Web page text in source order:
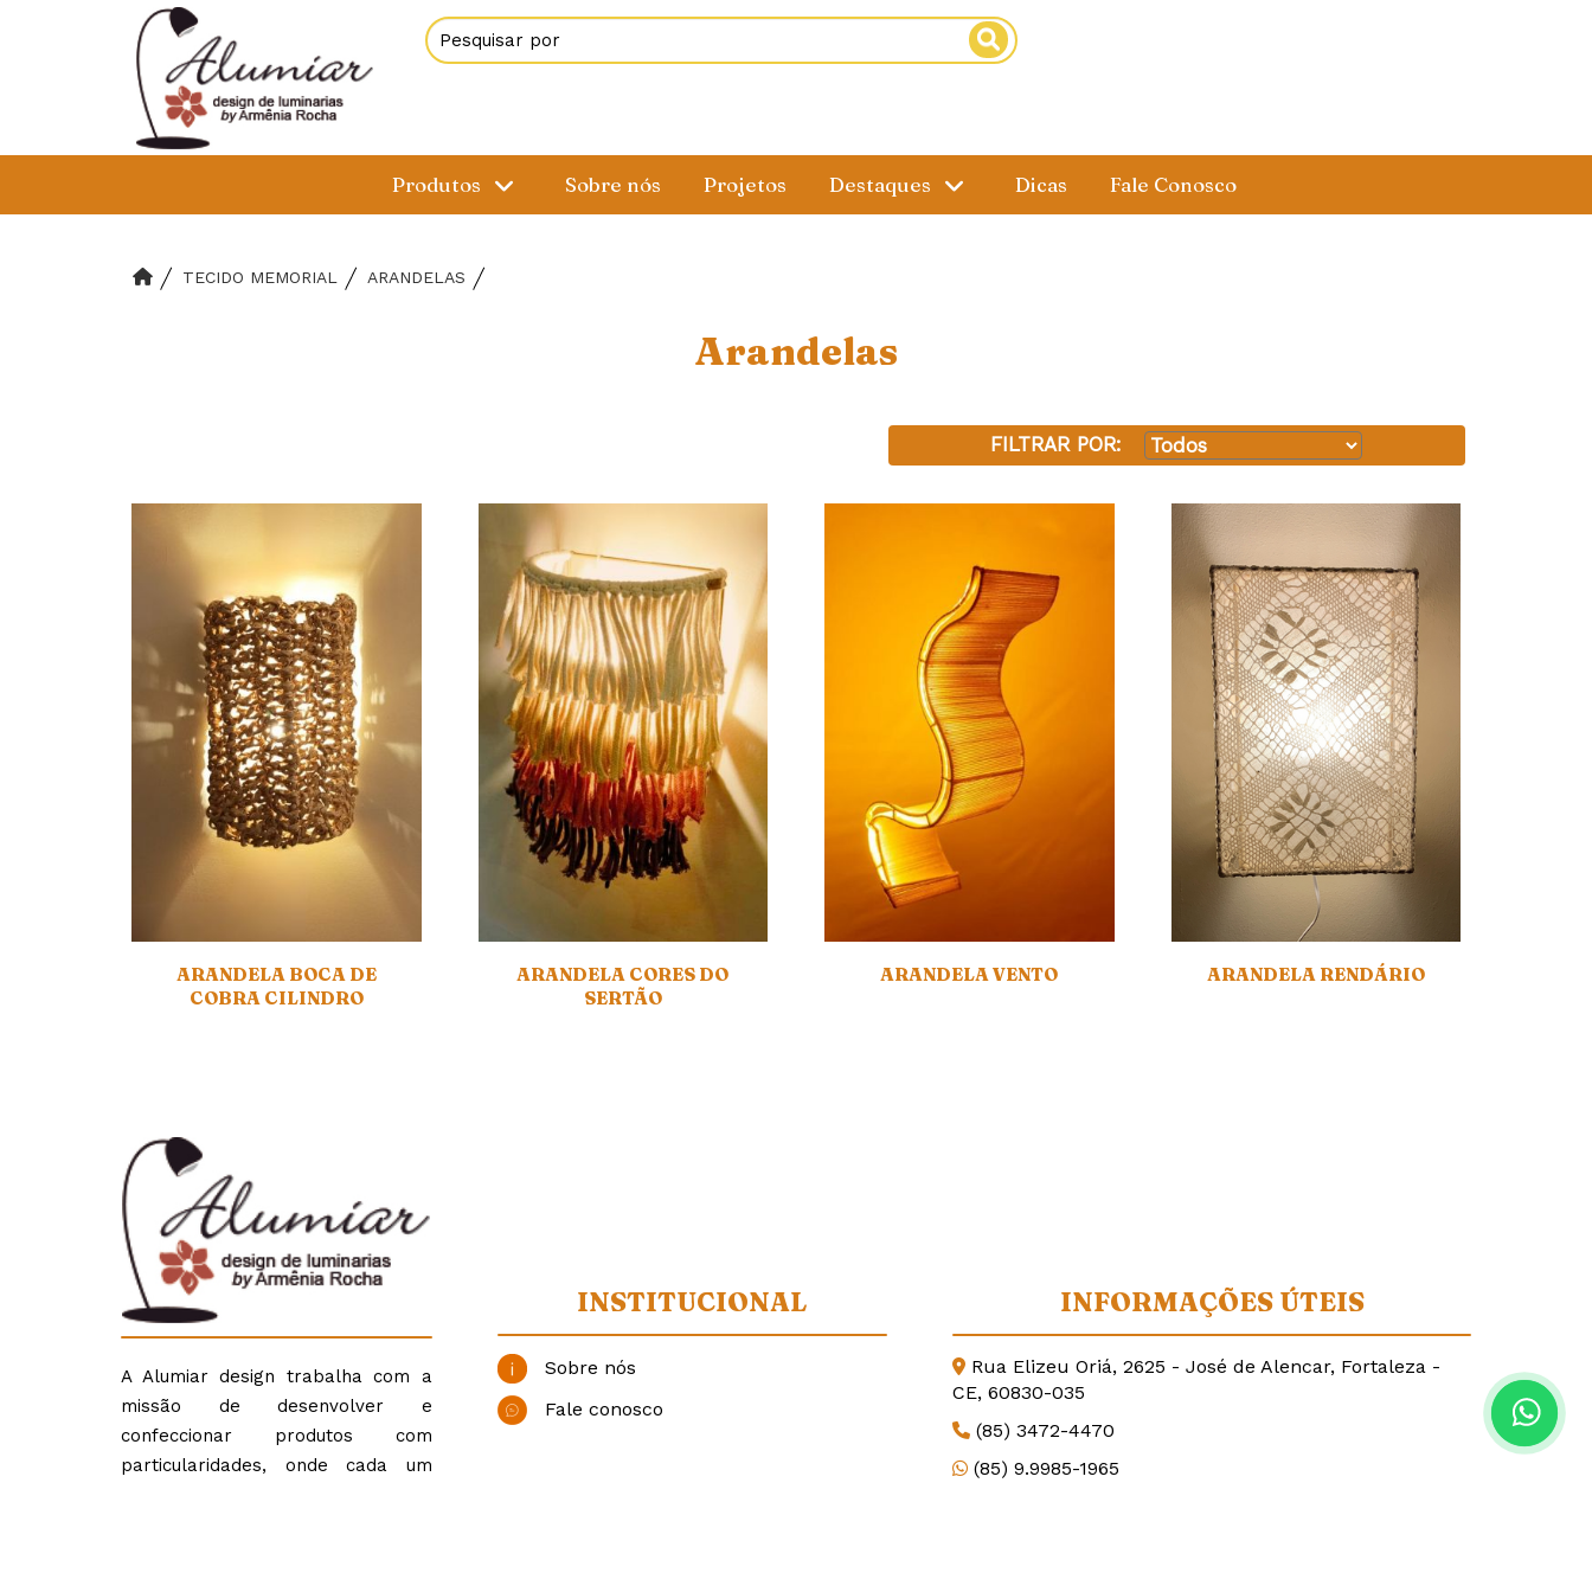
Produtos Sobre nós Projetos Destaques Dicas Fale Conosco
TECIDO MEMORIAL ARANDELAS
Arandelas
FILTRAR POR:
ARANDELA BOCA DE
COBRA CILINDRO
ARANDELA CORES DO
SERTÃO
ARANDELA VENTO ARANDELA RENDÁRIO
A Alumiar design trabalha com a
missão de desenvolver e
confeccionar produtos com
particularidades, onde cada um
INSTITUCIONAL
Sobre nós
Fale conosco
INFORMAÇÕES ÚTEIS
Rua Elizeu Oriá, 2625 - José de Alencar, Fortaleza -
CE, 60830-035
(85) 3472-4470
(85) 9.9985-1965